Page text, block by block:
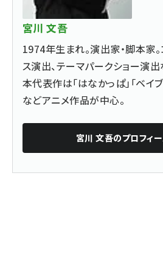
宮川 文吾
1974年生まれ。演出家・脚本家。
ス演出、テーマパークショー演
本代表作は「はなかっぱ」「ベイ
などアニメ作品が中心。
宮川 文吾のプロフィ